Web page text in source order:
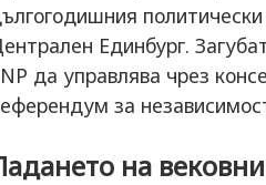
Единбург.
да управлява чрез
за
на